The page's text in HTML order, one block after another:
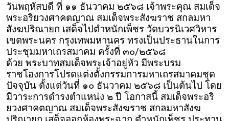
วันพฤหัสบดี ที่ ๑๑ ธันวาคม ๒๕๖๘ เจ้าพระคุณ สมเด็จ
พระอริยวงศาคตญาณ สมเด็จพระสังฆราช สกลมหา
สังฆปริณายก เสด็จไปตำหนักเพ็ชร วัดบวรนิเวศวิหาร
เขตพระนคร กรุงเทพมหานคร ทรงเป็นประธานในการ
ประชุมมหาเถรสมาคม ครั้งที่ ๓๐/๒๕๖๘
ด้วย พระบาทสมเด็จพระเจ้าอยู่หัว มีพระบรม
ราชโองการโปรดแต่งตั้งกรรมการมหาเถรสมาคมชุด
ปัจจุบัน ตั้งแต่วันที่ ๑๐ ธันวาคม ๒๕๖๘ เป็นต้นไป โดย
มีวาระการดำรงตำแหน่ง ๒ ปี โอกาสนี้ สมเด็จพระอริ
ยวงศาคตญาณ สมเด็จพระสังฆราช สกลมหาสังฆ